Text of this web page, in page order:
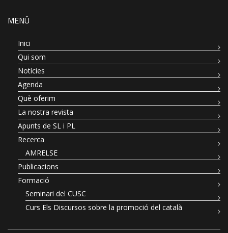
MENÚ
Inici
Qui som
Notícies
Agenda
Què oferim
La nostra revista
Apunts de SL i PL
Recerca
AMRELSE
Publicacions
Formació
Seminari del CUSC
Curs Els Discursos sobre la promoció del català